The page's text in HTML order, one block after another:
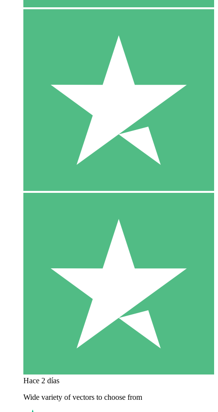
Hace 2 días
Wide variety of vectors to choose from